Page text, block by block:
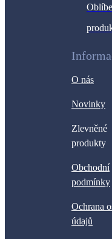
O nás
Novinky
Zlevněné
produkty
Obchodní
podmínky
Ochrana
údajů